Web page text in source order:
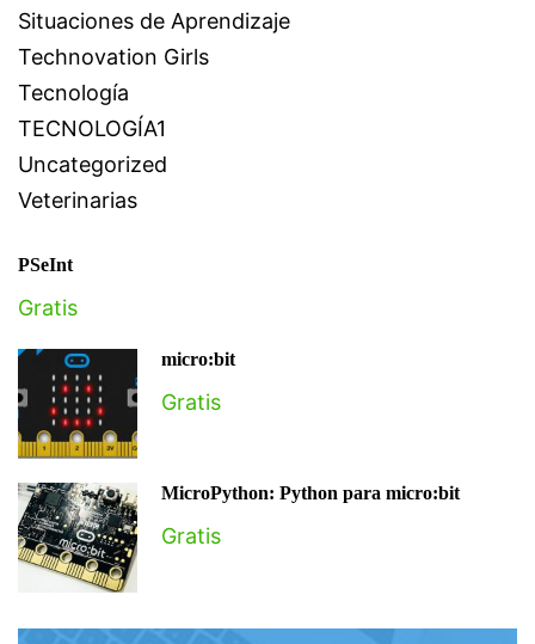
Situaciones de Aprendizaje
Technovation Girls
Tecnología
TECNOLOGÍA1
Uncategorized
Veterinarias
PSeInt
Gratis
micro:bit
Gratis
MicroPython: Python para micro:bit
Gratis